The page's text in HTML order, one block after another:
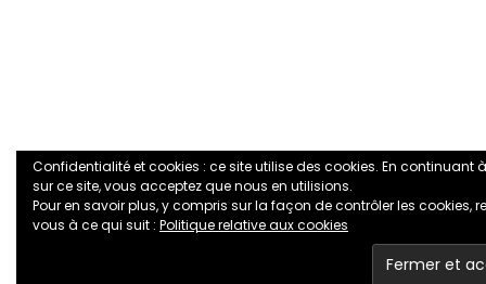
Confidentialité et cookies : ce site utilise des cookies. En continuant
sur ce site, vous acceptez que nous en utilisions.
Pour en savoir plus, y compris sur la façon de contrôler les cookies,
vous à ce qui suit : Politique relative aux cookies